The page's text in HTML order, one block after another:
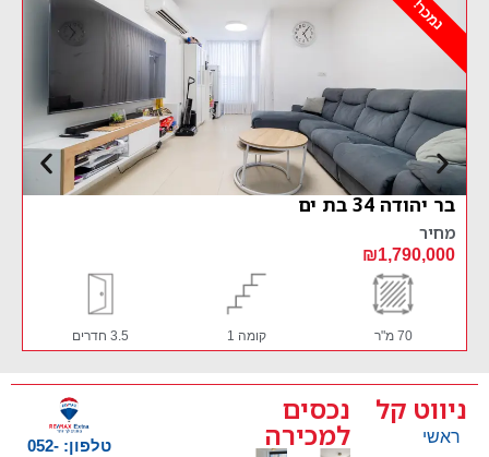
למכירה 3 חדרים ברחוב חצור 2 בת ים
₪1,690,000
ניווט קל
ראשי
נכסים
למכירה
טלפון: 052-